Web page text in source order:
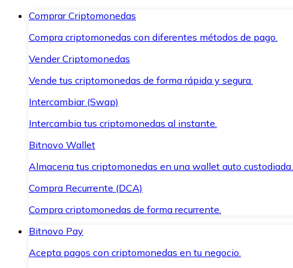
Comprar Criptomonedas
Compra criptomonedas con diferentes métodos de pago.
Vender Criptomonedas
Vende tus criptomonedas de forma rápida y segura.
Intercambiar (Swap)
Intercambia tus criptomonedas al instante.
Bitnovo Wallet
Almacena tus criptomonedas en una wallet auto custodiada.
Compra Recurrente (DCA)
Compra criptomonedas de forma recurrente.
Bitnovo Pay
Acepta pagos con criptomonedas en tu negocio.